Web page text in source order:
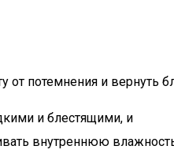
от потемнения и вернуть
и блестящими, и
внутреннюю